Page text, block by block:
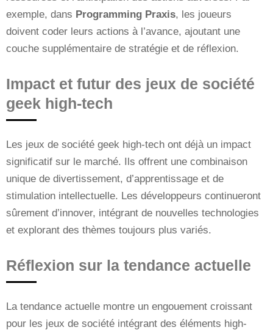
exemple, dans Programming Praxis, les joueurs
doivent coder leurs actions à l’avance, ajoutant une
couche supplémentaire de stratégie et de réflexion.
Impact et futur des jeux de société
geek high-tech
Les jeux de société geek high-tech ont déjà un impact
significatif sur le marché. Ils offrent une combinaison
unique de divertissement, d’apprentissage et de
stimulation intellectuelle. Les développeurs continueront
sûrement d’innover, intégrant de nouvelles technologies
et explorant des thèmes toujours plus variés.
Réflexion sur la tendance actuelle
La tendance actuelle montre un engouement croissant
pour les jeux de société intégrant des éléments high-